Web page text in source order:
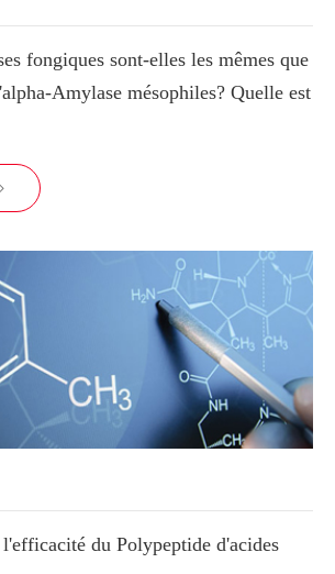
fongiques sont-elles les mêmes que
Amylase mésophiles? Quelle est

du Polypeptide d'acides